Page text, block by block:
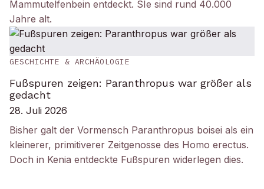
Mammutelfenbein entdeckt. SIe sind rund 40.000
Jahre alt.
GESCHICHTE & ARCHÄOLOGIE
Fußspuren zeigen: Paranthropus war größer als
gedacht
28. Juli 2026
Bisher galt der Vormensch Paranthropus boisei als ein
kleinerer, primitiverer Zeitgenosse des Homo erectus.
Doch in Kenia entdeckte Fußspuren widerlegen dies.